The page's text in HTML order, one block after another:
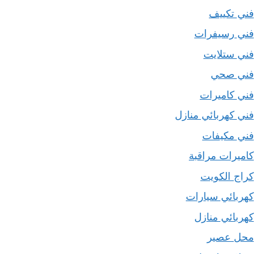
فني تكييف
فني رسيفرات
فني ستلايت
فني صحي
فني كاميرات
فني كهربائي منازل
فني مكيفات
كاميرات مراقبة
كراج الكويت
كهربائي سيارات
كهربائي منازل
محل عصير